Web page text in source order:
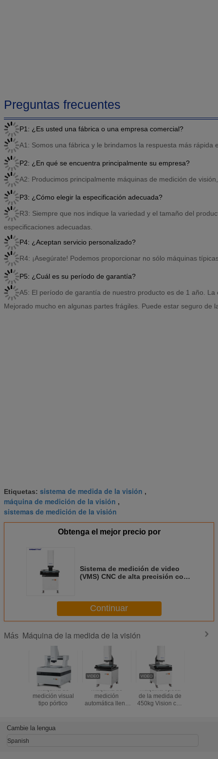
Preguntas frecuentes
P1: ¿Es usted una fábrica o una empresa comercial?
A1: Somos una fábrica y le brindamos la respuesta más rápida
P2: ¿En qué se encuentra principalmente su empresa?
A2: Producimos principalmente máquinas de medición de
P3: ¿Cómo elegir la especificación adecuada?
R3: Siempre que nos indique la variedad y el tamaño del
especificaciones adecuadas.
P4: ¿Aceptan servicio personalizado?
R4: ¡Asegúrate! Podemos proporcionar no sólo máquinas
P5: ¿Cuál es su período de garantía?
A5: El período de garantía de nuestro producto es de 1 año.
Mejorado mucho en algunas partes frágiles. Puede estar seguro de
Etiquetas: sistema de medida de la visión ,
máquina de medición de la visión ,
sistemas de medición de la visión
Obtenga el mejor precio por
Sistema de medición de video
(VMS) CNC de alta precisión con
Continuar
Más Máquina de la medida de la visión
Máquina de
medición visual
tipo pórtico
Máquina de
medición
automática llena
máquina óptica
de la medida de
450kg Vision con
Cambie la lengua
Spanish